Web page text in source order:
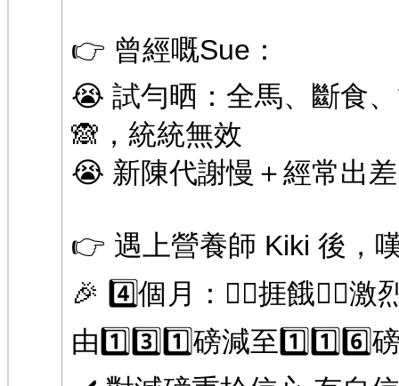
👉 曾經嘅Sue：
😭 試勻晒：全馬、斷食
🙈，統統無效
😭 新陳代謝慢＋經常出
👉 遇上營養師 Kiki 後，
🎉 4️⃣個月：🙅‍♀️捱餓🙅‍♀️
由1️⃣3️⃣1️⃣磅減至